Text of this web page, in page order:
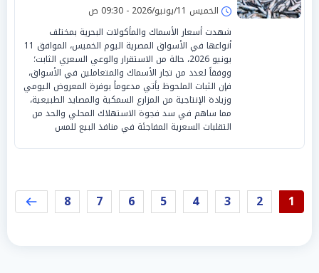
الخميس 11/يونيو/2026 - 09:30 ص
شهدت أسعار الأسماك والمأكولات البحرية بمختلف
أنواعها في الأسواق المصرية اليوم الخميس، الموافق 11
يونيو 2026، حالة من الاستقرار والوعي السعري الثابت؛
ووفقاً لعدد من تجار الأسماك والمتعاملين في الأسواق،
فإن الثبات الملحوظ يأتي مدعوماً بوفرة المعروض اليومي
وزيادة الإنتاجية من المزارع السمكية والمصايد الطبيعية،
مما ساهم في سد فجوة الاستهلاك المحلي والحد من
التقلبات السعرية المفاجئة في منافذ البيع للمس
1
2
3
4
5
6
7
8